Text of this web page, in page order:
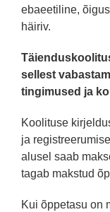
ebaeetiline,
häiriv.
sellest
tingimused ja
Koolituse
ja
alusel saab
tagab makstud
Kui õppetasu on